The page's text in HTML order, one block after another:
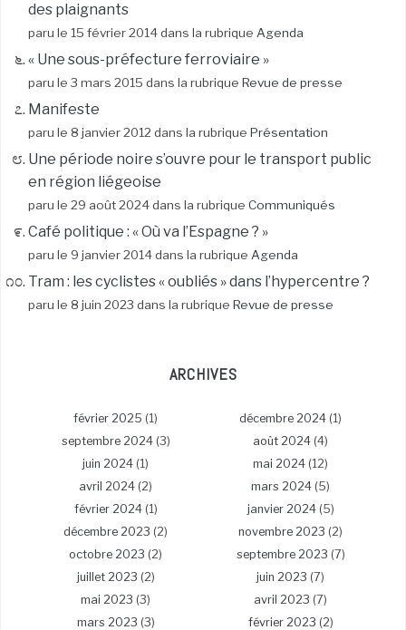
des plaignants
paru le 15 février 2014 dans la rubrique Agenda
« Une sous-préfecture ferroviaire »
paru le 3 mars 2015 dans la rubrique Revue de presse
Manifeste
paru le 8 janvier 2012 dans la rubrique Présentation
Une période noire s’ouvre pour le transport public
en région liégeoise
paru le 29 août 2024 dans la rubrique Communiqués
Café politique : « Où va l’Espagne ? »
paru le 9 janvier 2014 dans la rubrique Agenda
Tram : les cyclistes « oubliés » dans l’hypercentre ?
paru le 8 juin 2023 dans la rubrique Revue de presse
ARCHIVES
février 2025 (1) décembre 2024 (1)
septembre 2024(3) août 2024 (4)
juin 2024 (1) mai 2024 (12)
avril 2024 (2) mars 2024 (5)
février 2024(1) janvier 2024(5)
décembre 2023 (2) novembre 2023 (2)
octobre 2023 (2) septembre 2023 (7)
juillet 2023 (2) juin 2023 (7)
mai 2023 (3) avril 2023 (7)
mars 2023 (3) février 2023 (2)